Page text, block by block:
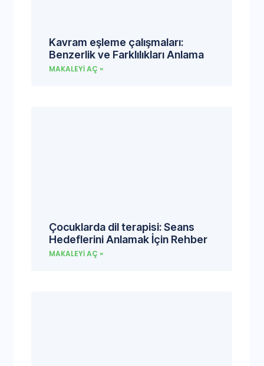
Kavram eşleme çalışmaları:
Benzerlik ve Farklılıkları Anlama
MAKALEYI AÇ »
Çocuklarda dil terapisi: Seans
Hedeflerini Anlamak İçin Rehber
MAKALEYI AÇ »